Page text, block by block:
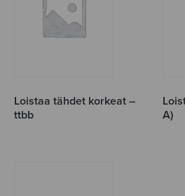
Loistaa tähdet korkeat –
ttbb
A)